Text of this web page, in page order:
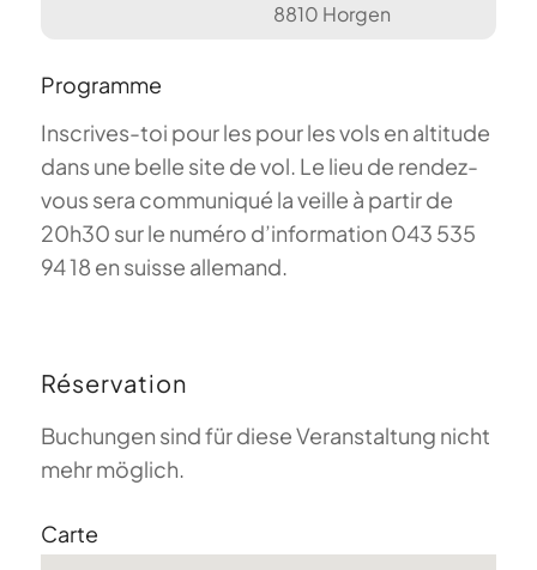
8810 Horgen
Programme
Inscrives-toi pour les pour les vols en altitude
dans une belle site de vol. Le lieu de rendez-
vous sera communiqué la veille à partir de
20h30 sur le numéro d’information 043 535
94 18 en suisse allemand.
Réservation
Buchungen sind für diese Veranstaltung nicht
mehr möglich.
Carte